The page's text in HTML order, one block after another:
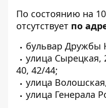
По состоянию на
отсутствует по
бульвар Дружбы
улица Сырецкая,
40, 42/44;
улица
улица Генерала